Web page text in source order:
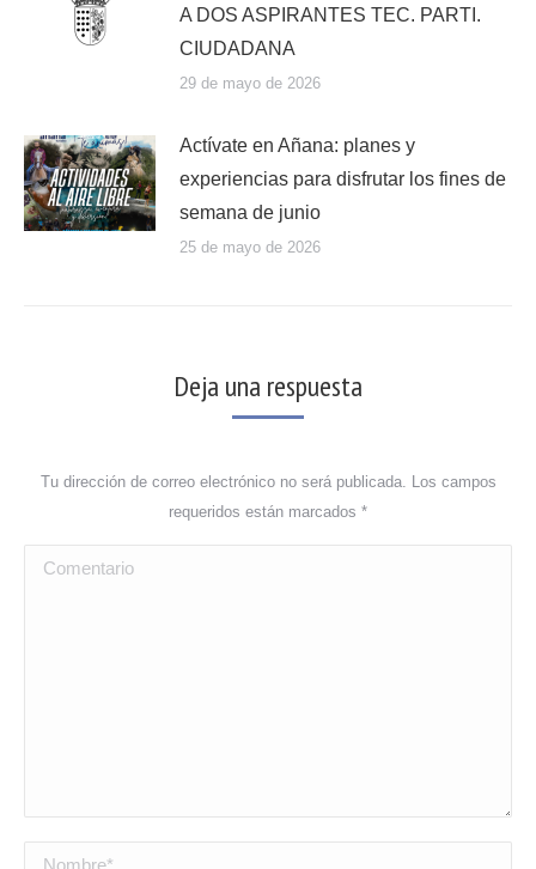
A DOS ASPIRANTES TEC. PARTI.
CIUDADANA
29 de mayo de 2026
Actívate en Añana: planes y
experiencias para disfrutar los fines de
semana de junio
25 de mayo de 2026
Deja una respuesta
Tu dirección de correo electrónico no será publicada. Los campos
requeridos están marcados *
Comentario
Nombre *